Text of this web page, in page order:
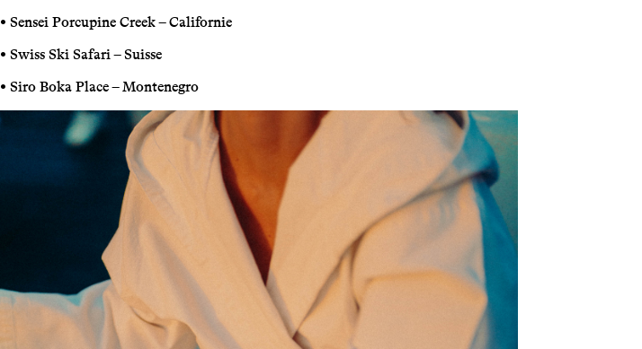
• Sensei Porcupine Creek – Californie
• Swiss Ski Safari – Suisse
• Siro Boka Place – Montenegro